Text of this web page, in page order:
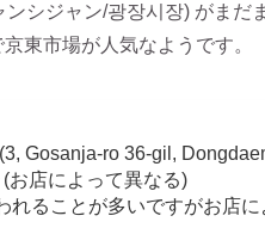
シジャン/광장시장) がまだ
東市場が人気なようです。
Gosanja-ro 36-gil,
お店によって異なる)
れることが多いですがお店